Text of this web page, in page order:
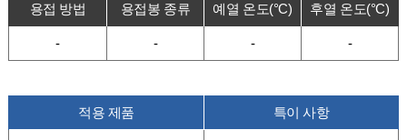
용접 방법 용접봉 종류 예열 온도(°C) 후열 온도(°C)
- - - -
적용 제품 특이 사항